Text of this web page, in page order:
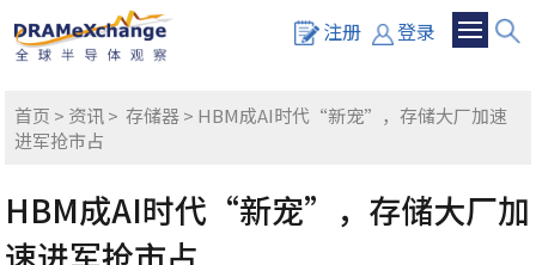
注册 登录
首页 > 资讯>存储器> HBM成AI时代“新宠”，存储大厂加速
进军抢市占
HBM成AI时代“新宠”，存储大厂加